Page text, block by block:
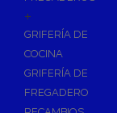
+
GRIFERÍA DE
COCINA
GRIFERÍA DE
FREGADERO